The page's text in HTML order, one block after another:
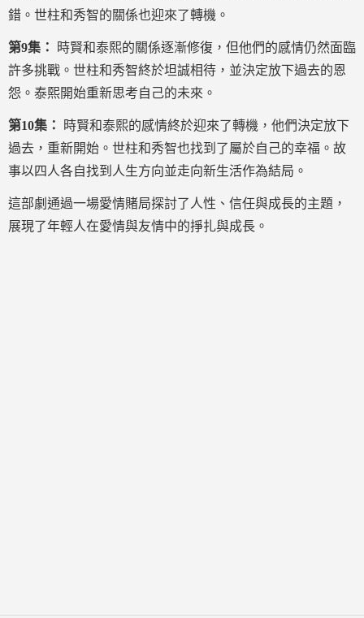
錯。世柱和秀智的關係也迎來了轉機。
第9集：
時賢和泰熙的關係逐漸修復，但他們的感情仍然面臨
許多挑戰。世柱和秀智終於坦誠相待，並決定放下過去的恩
怨。泰熙開始重新思考自己的未來。
第10集：
時賢和泰熙的感情終於迎來了轉機，他們決定放下
過去，重新開始。世柱和秀智也找到了屬於自己的幸福。故
事以四人各自找到人生方向並走向新生活作為結局。
這部劇通過一場愛情賭局探討了人性、信任與成長的主題，
展現了年輕人在愛情與友情中的掙扎與成長。